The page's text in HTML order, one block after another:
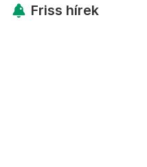
Friss hírek